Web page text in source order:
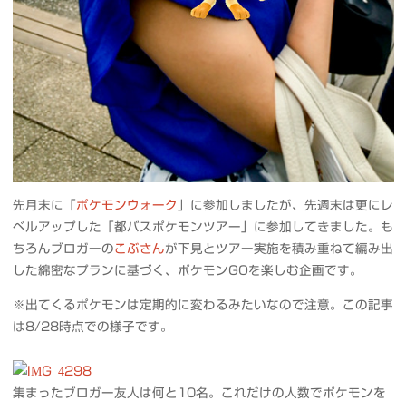
先月末に「 ポケモンウォーク
」に参加しましたが、先週末は更にレ
ベルアップした「都バスポケモンツアー」に参加してきました。も
ちろんブロガーのこぶさんが下見とツアー実施を積み重ねて編み出
した綿密なプランに基づく、ポケモンGOを楽しむ企画です。
※出てくるポケモンは定期的に変わるみたいなので注意。この記事
は8/28時点での様子です。
集まったブロガー友人は何と10名。これだけの人数でポケモンを